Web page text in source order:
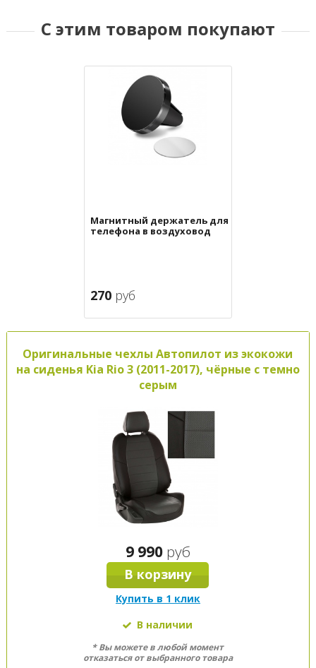
С этим товаром покупают
Магнитный держатель для
телефона в воздуховод
270 руб
Оригинальные чехлы Автопилот из экокожи
на сиденья Kia Rio 3 (2011-2017), чёрные с темно
серым
9 990 руб
В корзину
Купить в 1 клик
В наличии
* Вы можете в любой момент
отказаться от выбранного товара